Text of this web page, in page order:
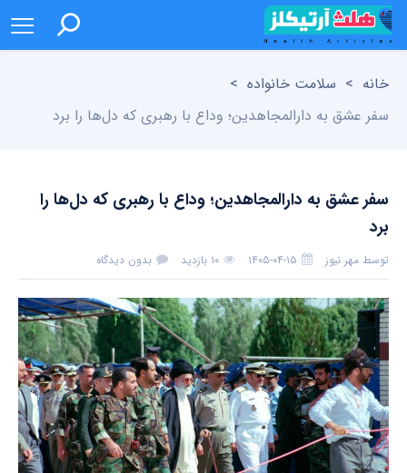
خانه > سلامت خانواده >
سفر عشق به دارالمجاهدین؛ وداع با رهبری که دل‌ها را برد
سفر عشق به دارالمجاهدین؛ وداع با رهبری که دل‌ها را
برد
توسط مهر نیوز ۱۴۰۵-۰۴-۱۵ ۱۰ بازدید بدون دیدگاه